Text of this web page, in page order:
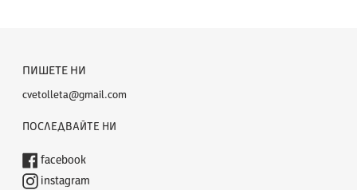
ПИШЕТЕ НИ
cvetolleta@gmail.com
ПОСЛЕДВАЙТЕ НИ
facebook
instagram